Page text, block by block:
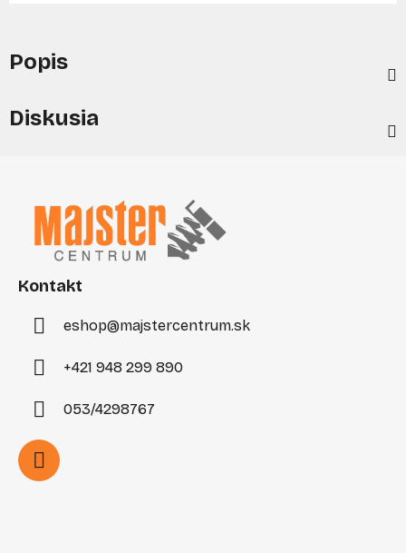
Popis
Diskusia
Kontakt
eshop@majstercentrum.sk
+421 948 299 890
053/4298767